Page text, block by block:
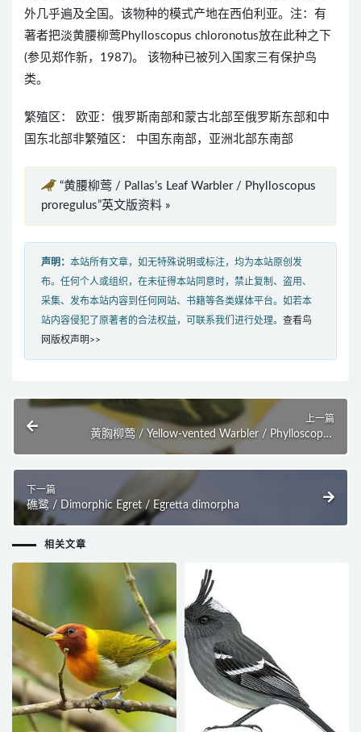
外几乎遍及全国。该物种的模式产地在西伯利亚。注：有
著者把淡黄腰柳莺Phylloscopus chloronotus放在此种之下
(参见郑作新，1987)。 该物种已被列入国家三有保护鸟
类。
繁殖区： 欧亚：俄罗斯南部和蒙古北部至俄罗斯东部和中
国东北部非繁殖区： 中国东南部，亚洲北部东南部
“黄腰柳莺 / Pallas’s Leaf Warbler / Phylloscopus
proregulus”英文版资料 »
声明： 本站所有文章，如无特殊说明或标注，均为本站原创发
布。任何个人或组织，在未征得本站同意时，禁止复制、盗用、
采集、发布本站内容到任何网站、书籍等各类媒体平台。如若本
站内容侵犯了原著者的合法权益，可联系我们进行处理。 查看鸟
网版权声明>>
上一篇
黄胸柳莺 / Yellow-vented Warbler / Phylloscopus
下一篇
礁鹭 / Dimorphic Egret / Egretta dimorpha
相关文章